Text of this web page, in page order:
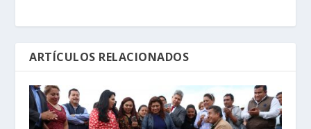
ARTÍCULOS RELACIONADOS